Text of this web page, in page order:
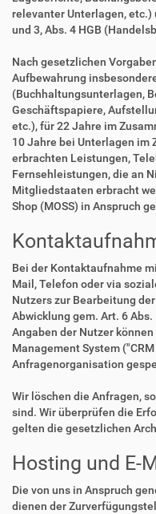
relevanter Unterlagen, etc.)
und 3, Abs. 4 HGB
Nach gesetzlichen
Aufbewahrung
(Buchhaltungsunterlagen,
Geschäftspapiere,
etc.), für 22 Jahre im
10 Jahre bei Unterlagen im
erbrachten Leistungen,
Fernsehleistungen, die an
Mitgliedstaaten erbracht
Shop (MOSS) in Anspruch
Bei der Kontaktaufnahme
Mail, Telefon oder via
Nutzers zur Bearbeitung
Abwicklung gem. Art. 6
Angaben der Nutzer
Management System
Anfragenorganisation
Wir löschen die Anfragen,
sind. Wir überprüfen die
gelten die gesetzlichen
Hosting und E-
Die von uns in Anspruch
dienen der